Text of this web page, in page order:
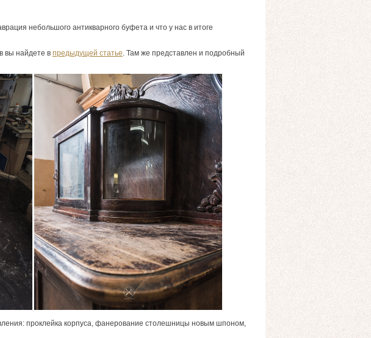
небольшого антикварного буфета и что у нас в итоге
вы найдете в предыдущей статье. Там же представлен и подробный
проклейка корпуса, фанерование столешницы новым шпоном,